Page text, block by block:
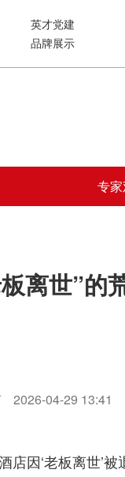
英才党建
品牌展示
专
离世”的
2026-04-29 13:41
店因‘老板离世’